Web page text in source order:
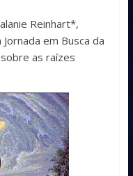
Reinhart*,
em Busca da
as raízes